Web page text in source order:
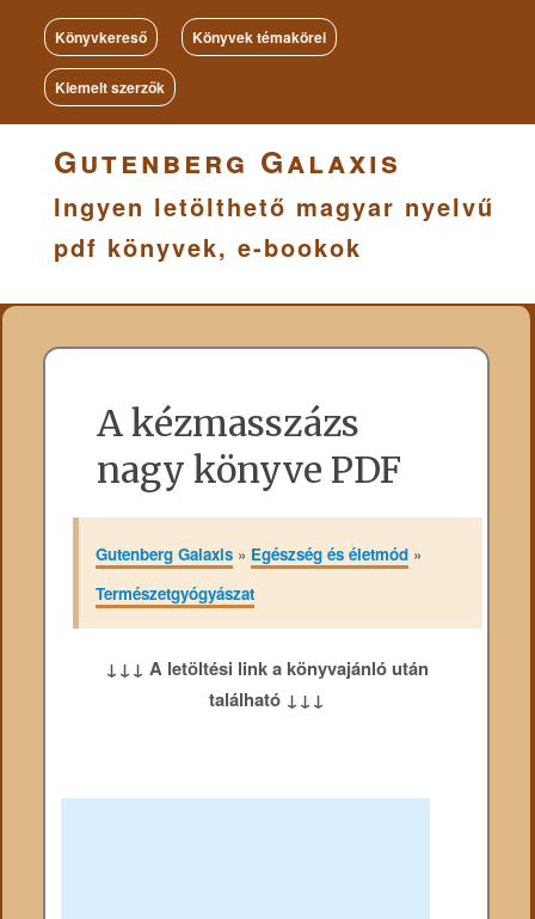
Könyvkereső Könyvek témakörei
Kiemelt szerzők
Gutenberg Galaxis
Ingyen letölthető magyar nyelvű
pdf könyvek, e-bookok
A kézmasszázs
nagy könyve PDF
Gutenberg Galaxis» Egészség és életmód»
Természetgyógyászat
↓↓↓ A letöltési link a könyvajánló után
található ↓↓↓